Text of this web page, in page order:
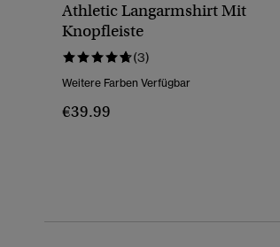
Athletic Langarmshirt Mit
Knopfleiste
(3)
Weitere Farben Verfügbar
€39.99